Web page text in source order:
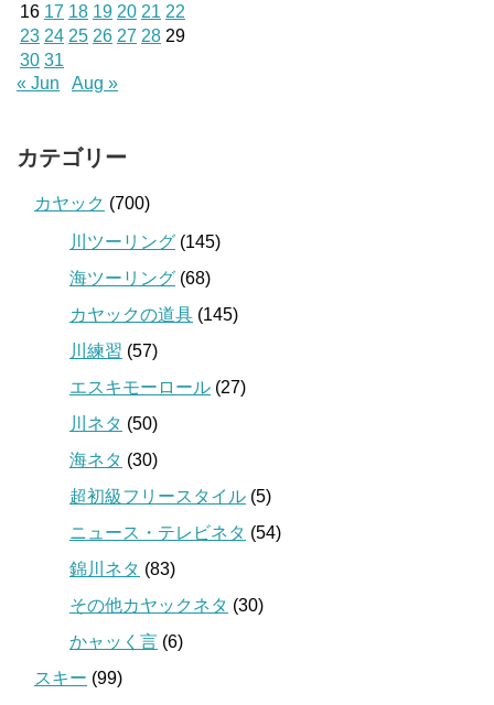
16 17 18 19 20 21 22
23 24 25 26 27 28 29
30 31
« Jun
Aug »
カテゴリー
カヤック (700)
川ツーリング (145)
海ツーリング (68)
カヤックの道具 (145)
川練習 (57)
エスキモーロール (27)
川ネタ (50)
海ネタ (30)
超初級フリースタイル (5)
ニュース・テレビネタ (54)
錦川ネタ (83)
その他カヤックネタ (30)
かャッく言 (6)
スキー (99)